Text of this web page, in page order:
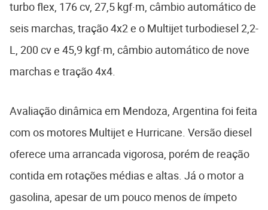
turbo flex, 176 cv, 27,5 kgf·m, câmbio automático de
seis marchas, tração 4x2 e o Multijet turbodiesel 2,2-
L, 200 cv e 45,9 kgf·m, câmbio automático de nove
marchas e tração 4x4.
Avaliação dinâmica em Mendoza, Argentina foi feita
com os motores Multijet e Hurricane. Versão diesel
oferece uma arrancada vigorosa, porém de reação
contida em rotações médias e altas. Já o motor a
gasolina, apesar de um pouco menos de ímpeto